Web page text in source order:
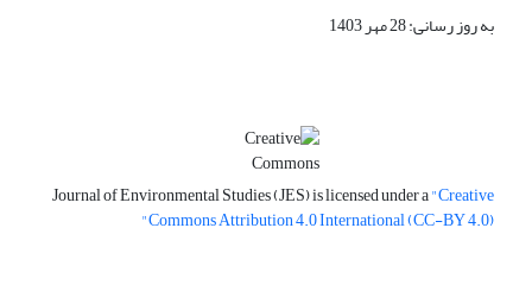
به روز رسانی: 28 مهر 1403
Journal of Environmental Studies (JES) is licensed under a"Creative
Commons Attribution 4.0 International (CC-BY 4.0)"